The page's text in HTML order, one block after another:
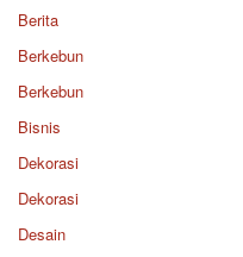
Berita
Berkebun
Berkebun
Bisnis
Dekorasi
Dekorasi
Desain